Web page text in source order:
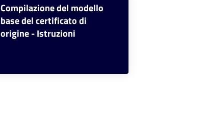
Compilazione del modello
base del certificato di
origine - Istruzioni